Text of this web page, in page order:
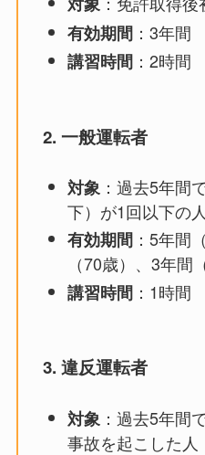
有効期間：3年間
講習時間：2時間
2. 一般運転者
対象 ：過去5年間
下）が1回以下の人
有効期間：5年間
（70歳）、3年間
講習時間：1時間
3. 違反運転者
対象 ：過去5年間
事故を起こした人